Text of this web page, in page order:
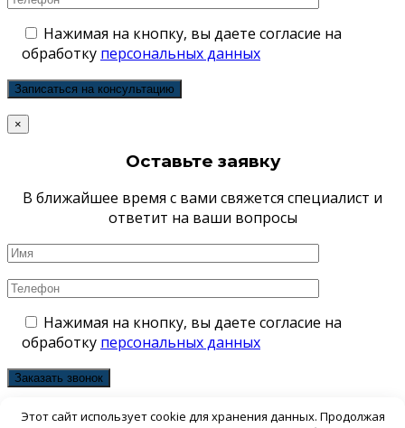
Нажимая на кнопку, вы даете согласие на
обработку персональных данных
×
Оставьте заявку
В ближайшее время с вами свяжется специалист и
ответит на ваши вопросы
Нажимая на кнопку, вы даете согласие на
обработку персональных данных
Этот сайт использует cookie для хранения данных. Продолжая